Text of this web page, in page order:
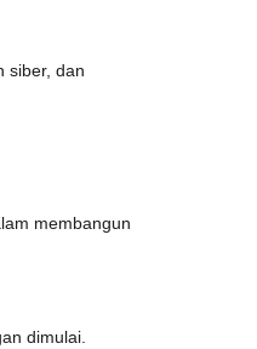
siber, dan
membangun
dimulai.